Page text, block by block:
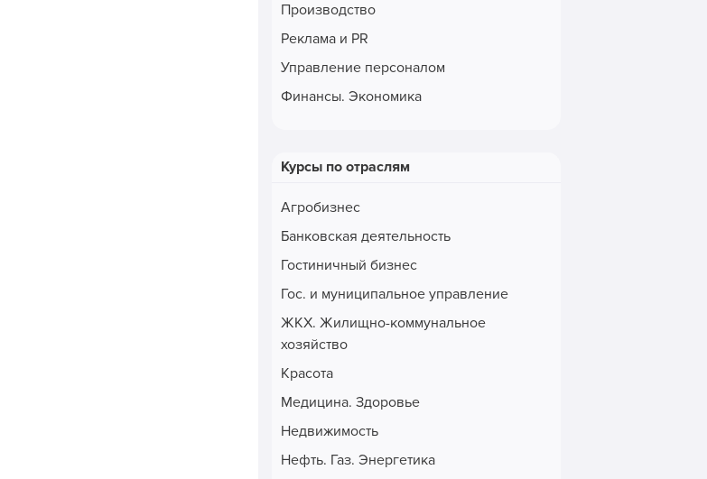
Производство
Реклама и PR
Управление персоналом
Финансы. Экономика
Курсы по отраслям
Агробизнес
Банковская деятельность
Гостиничный бизнес
Гос. и муниципальное управление
ЖКХ. Жилищно-коммунальное
хозяйство
Красота
Медицина. Здоровье
Недвижимость
Нефть. Газ. Энергетика